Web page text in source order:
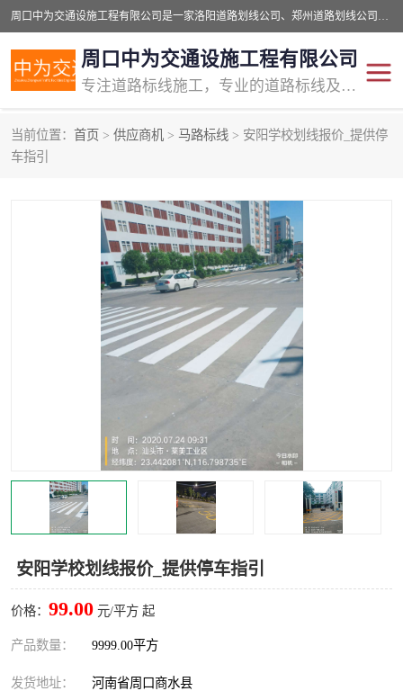
周口中为交通设施工程有限公司是一家洛阳道路划线公司、郑州道路划线公司、平顶山道路车位划线公司、开封车位划线公司、许昌道路车位划线公司、漯河道路车位划线公司，公司始终坚持“诚信、匠心、专注”的宗旨；我们的经营理念是：的服务。
周口中为交通设施工程有限公司
专注道路标线施工，专业的道路标线及交通设施施工服务商!
当前位置： 首页 > 供应商机 > 马路标线 > 安阳学校划线报价_提供停
车指引
安阳学校划线报价_提供停车指引
价格： 99.00 元/平方 起
产品数量： 9999.00平方
发货地址： 河南省周口商水县
交通道路标线
道路标线划线 马路标线
道路划线